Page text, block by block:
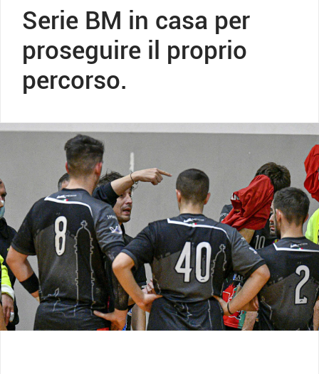
Serie BM in casa per
proseguire il proprio
percorso.